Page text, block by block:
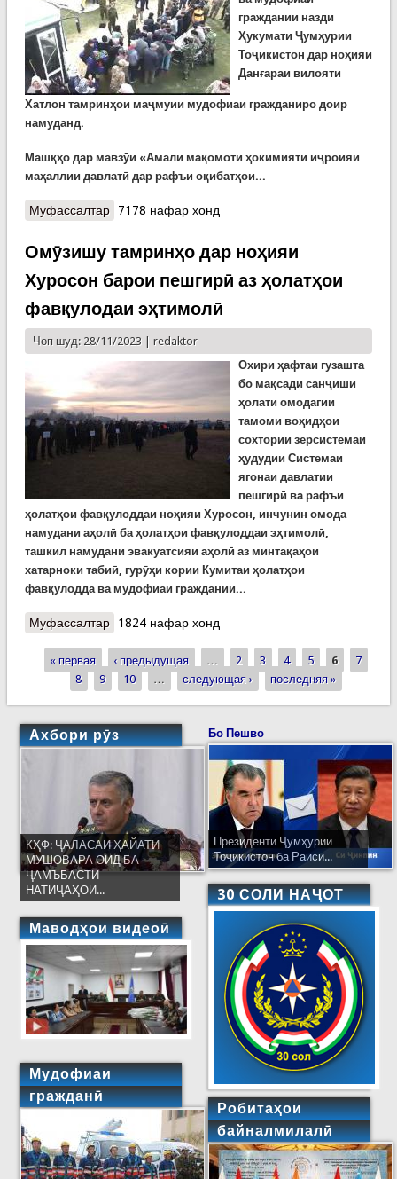
граждании назди
Ҳукумати Ҷумҳурии
Тоҷикистон дар ноҳияи
Данғараи вилояти
Хатлон тамринҳои маҷмуии мудофиаи гражданиро доир
намуданд.
Машқҳо дар мавзӯи «Амали мақомоти ҳокимияти иҷроияи
маҳаллии давлатӣ дар рафъи оқибатҳои...
Муфассалтаро Роҳандозии омӯзишҳои мудофиаи гражданӣ
7178 нафар хонд
Омӯзишу тамринҳо дар ноҳияи
Хуросон барои пешгирӣ аз ҳолатҳои
фавқулодаи эҳтимолӣ
Чоп шуд: 28/11/2023 | redaktor
Охири ҳафтаи гузашта
бо мақсади санҷиши
ҳолати омодагии
тамоми воҳидҳои
сохтории зерсистемаи
ҳудудии Системаи
ягонаи давлатии
пешгирӣ ва рафъи
ҳолатҳои фавқулоддаи ноҳияи Хуросон, инчунин омода
намудани аҳолӣ ба ҳолатҳои фавқулоддаи эҳтимолӣ,
ташкил намудани эвакуатсияи аҳолӣ аз минтақаҳои
хатарноки табиӣ, гурӯҳи кории Кумитаи ҳолатҳои
фавқулодда ва мудофиаи граждании...
Муфассалтаро Омӯзишу тамринҳо дар ноҳияи Хуросон барои
1824 нафар хонд
Страницы
« первая ‹ предыдущая … 2 3 4 5 6
7
8
9 10 … следующая › последняя »
Ахбори рӯз
КҲФ: ҶАЛАСАИ ҲАЙАТИ
МУШОВАРА ОИД БА
ҶАМЪБАСТИ
НАТИҶАҲОИ...
Маводҳои видеоӣ
Мудофиаи
гражданӣ
Бо Пешво
Президенти Ҷумҳурии
Тоҷикистон ба Раиси...
30 СОЛИ НАҶОТ
Робитаҳои
байналмилалӣ